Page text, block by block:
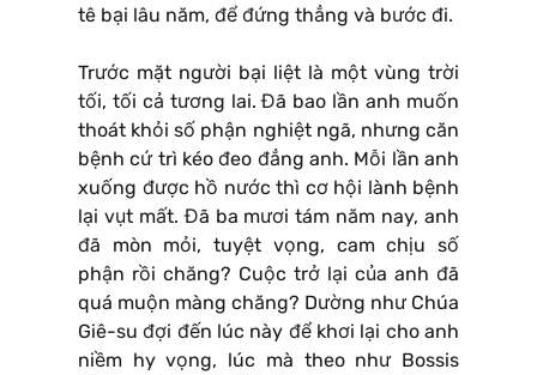
tê bại lâu năm, để đứng thẳng và bước đi.
Trước mặt người bại liệt là một vùng trời
tối, tối cả tương lai. Đã bao lần anh muốn
thoát khỏi số phận nghiệt ngã, nhưng căn
bệnh cứ trì kéo đeo đẳng anh. Mỗi lần anh
xuống được hồ nước thì cơ hội lành bệnh
lại vụt mất. Đã ba mươi tám năm nay, anh
đã mòn mỏi, tuyệt vọng, cam chịu số
phận rồi chăng? Cuộc trở lại của anh đã
quá muộn màng chăng? Dường như Chúa
Giê-su đợi đến lúc này để khơi lại cho anh
niềm hy vọng, lúc mà theo như Bossis